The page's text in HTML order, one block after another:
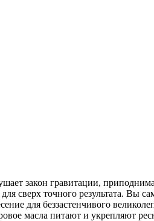
закон гравитации,
сверх точного результата. Вы
для беззастенчивого
масла питают и укрепляют